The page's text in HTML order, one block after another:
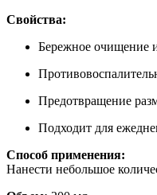
Свойства:
Бережное очищение
Предотвращение
Подходит для
Способ применения:
Нанести небольшое